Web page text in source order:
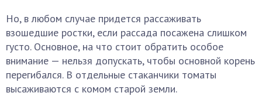
Но, в любом случае придется рассаживать
взошедшие ростки, если рассада посажена слишком
густо. Основное, на что стоит обратить особое
внимание — нельзя допускать, чтобы основной корень
перегибался. В отдельные стаканчики томаты
высаживаются с комом старой земли.